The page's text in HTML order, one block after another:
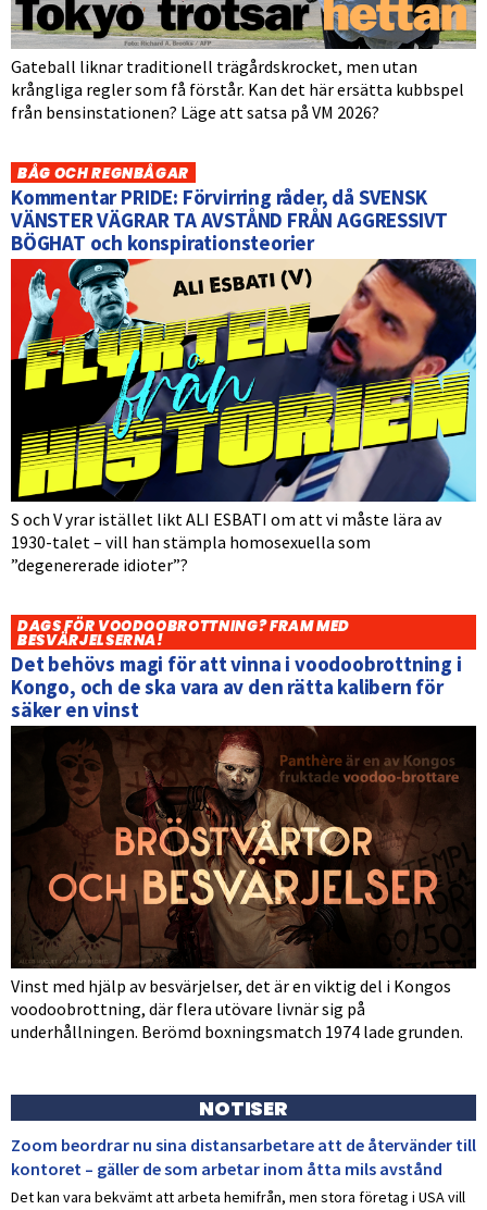
Gateball liknar traditionell trägårdskrocket, men utan
krångliga regler som få förstår. Kan det här ersätta kubbspel
från bensinstationen? Läge att satsa på VM 2026?
BÅG OCH REGNBÅGAR
Kommentar PRIDE: Förvirring råder, då SVENSK
VÄNSTER VÄGRAR TA AVSTÅND FRÅN AGGRESSIVT
BÖGHAT och konspirationsteorier
S och V yrar istället likt ALI ESBATI om att vi måste lära av
1930-talet – vill han stämpla homosexuella som
”degenererade idioter”?
DAGS FÖR VOODOOBROTTNING? FRAM MED
BESVÄRJELSERNA!
Det behövs magi för att vinna i voodoobrottning i
Kongo, och de ska vara av den rätta kalibern för
säker en vinst
Vinst med hjälp av besvärjelser, det är en viktig del i Kongos
voodoobrottning, där flera utövare livnär sig på
underhållningen. Berömd boxningsmatch 1974 lade grunden.
NOTISER
Zoom beordrar nu sina distansarbetare att de återvänder till
kontoret – gäller de som arbetar inom åtta mils avstånd
Det kan vara bekvämt att arbeta hemifrån, men stora företag i USA vill